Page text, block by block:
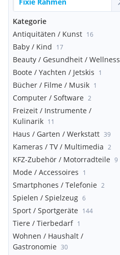
Kategorie
Antiquitäten / Kunst 16
Baby / Kind 17
Beauty / Gesundheit / Wellness
Boote / Yachten / Jetskis 1
Bücher / Filme / Musik 1
Computer / Software 2
Freizeit / Instrumente /
Kulinarik 11
Haus / Garten / Werkstatt 39
Kameras / TV / Multimedia 2
KFZ-Zubehör / Motorradteile 9
Mode / Accessoires 1
Smartphones / Telefonie 2
Spielen / Spielzeug 6
Sport / Sportgeräte 144
Tiere / Tierbedarf 1
Wohnen / Haushalt /
Gastronomie 30